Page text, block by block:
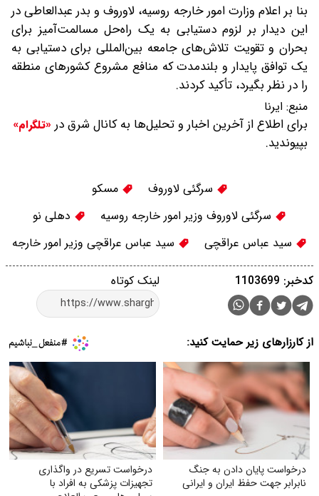
بنا بر اعلام وزارت امور خارجه روسیه، لاوروف و بدر عبدالعاطی در
این دیدار بر لزوم دستیابی به یک راه‌حل مسالمت‌آمیز برای
بحران و تقویت تلاش‌های جامعه بین‌المللی برای دستیابی به
یک توافق پایدار و بلندمدت که منافع مشروع کشورهای منطقه
را در نظر بگیرد، تأکید کردند.
منبع: ایرنا
برای اطلاع از آخرین اخبار و تحلیل‌ها به کانال شرق در «تلگرام»
بپیوندید.
سرگئی لاوروف
مسکو
سرگئی لاوروف وزیر امور خارجه روسیه
دهلی نو
سید عباس عراقچی
سید عباس عراقچی وزیر امور خارجه
لینک کوتاه کدخبر: 1103699
از کارزارهای زیر حمایت کنید:
درخواست پایان دادن به جنگ
نابرابر جهت حفظ ایران و ایرانی
درخواست تسریع در واگذاری
تجهیزات پزشکی به افراد با